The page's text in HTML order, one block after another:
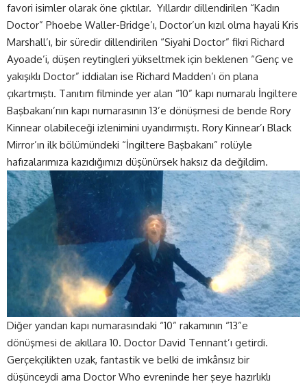
favori isimler olarak öne çıktılar. Yıllardır dillendirilen “Kadın
Doctor” Phoebe Waller-Bridge’ı, Doctor’un kızıl olma hayali Kris
Marshall’ı, bir süredir dillendirilen “Siyahi Doctor” fikri Richard
Ayoade’i, düşen reytingleri yükseltmek için beklenen “Genç ve
yakışıklı Doctor” iddiaları ise Richard Madden’ı ön plana
çıkartmıştı. Tanıtım filminde yer alan “10” kapı numaralı İngiltere
Başbakanı’nın kapı numarasının 13’e dönüşmesi de bende Rory
Kinnear olabileceği izlenimini uyandırmıştı. Rory Kinnear’ı Black
Mirror’ın ilk bölümündeki “İngiltere Başbakanı” rolüyle
hafızalarımıza kazıdığımızı düşünürsek haksız da değildim.
Diğer yandan kapı numarasındaki “10” rakamının “13”e
dönüşmesi de akıllara 10. Doctor David Tennant’ı getirdi.
Gerçekçilikten uzak, fantastik ve belki de imkânsız bir
düşünceydi ama Doctor Who evreninde her şeye hazırlıklı